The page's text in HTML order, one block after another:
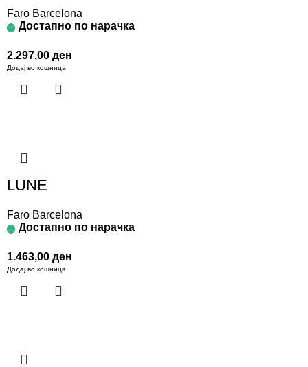
Faro Barcelona
Достапно по нарачка
2.297,00 ден
Додај во кошница
LUNE
Faro Barcelona
Достапно по нарачка
1.463,00 ден
Додај во кошница